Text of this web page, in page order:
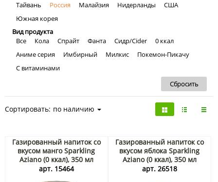
Тайвань
Россия Малайзия Нидерланды
США
Южная корея
Вид продукта
Все
Кола Спрайт Фанта Сидр/Cider
0 ккал
Аниме серия
Имбирный Милкис
Покемон-Пикачу
С витаминами
Сортировать: по наличию
Газированный напиток со
вкусом манго Sparkling
Aziano (0 ккал), 350 мл
арт. 15464
Газированный напиток со
вкусом яблока Sparkling
Aziano (0 ккал), 350 мл
арт. 26518